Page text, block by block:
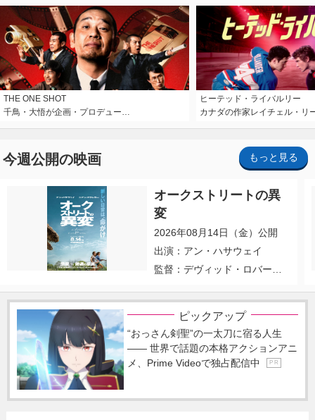
THE ONE SHOT
千鳥・大悟が企画・プロデュー…
ヒーテッド・ライバルリー
カナダの作家レイチェル・リ
今週公開の映画 もっと見る
オークストリートの異
変
2026年08月14日（金）公開
出演：アン・ハサウェイ
監督：デヴィッド・ロバー
ピックアップ
“おっさん剣聖”の一太刀に宿る人生
―― 世界で話題の本格アクションアニ
メ、Prime Videoで独占配信中
P R